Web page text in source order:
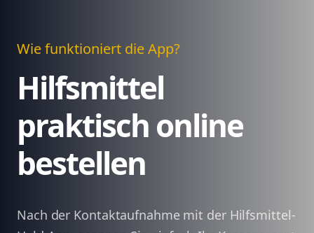
Wie funktioniert die App?
Hilfsmittel
praktisch online
bestellen
Nach der Kontaktaufnahme mit der Hilfsmittel-